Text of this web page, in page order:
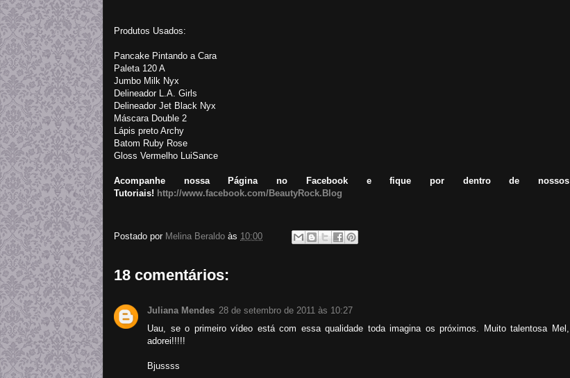
Produtos Usados:
Pancake Pintando a Cara
Paleta 120 A
Jumbo Milk Nyx
Delineador L.A. Girls
Delineador Jet Black Nyx
Máscara Double 2
Lápis preto Archy
Batom Ruby Rose
Gloss Vermelho LuiSance
Acompanhe nossa Página no Facebook e fique por dentro de nossos
Tutoriais! http://www.facebook.com/BeautyRock.Blog
Postado por Melina Beraldo às 10:00
18 comentários:
Juliana Mendes 28 de setembro de 2011 às 10:27
Uau, se o primeiro vídeo está com essa qualidade toda imagina os próximos. Muito talentosa Mel,
adorei!!!!!
Bjussss